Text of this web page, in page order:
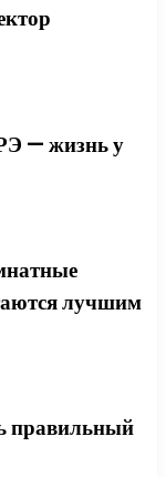
— жизнь у
лучшим
правильный